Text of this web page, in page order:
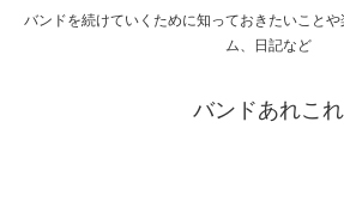
バンドを続けていくために知っておきたいこと
ム、日記など
バンドあれこれ